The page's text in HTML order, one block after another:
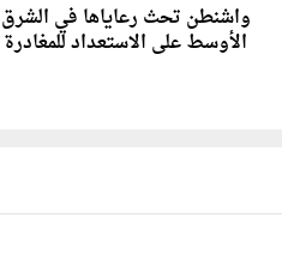
واشنطن تحث رعاياها في الشرق
الأوسط على الاستعداد للمغادرة